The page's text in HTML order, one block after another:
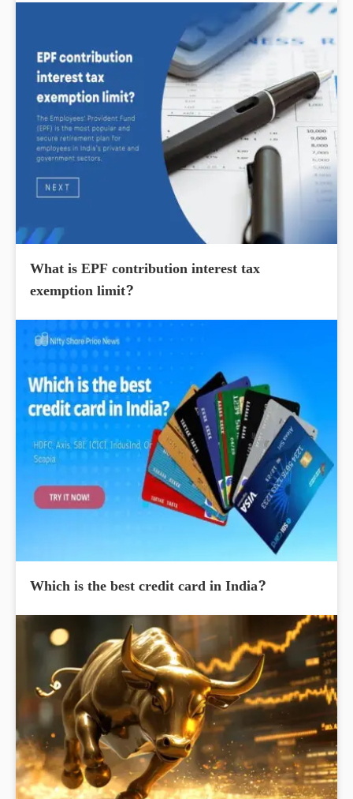
What is EPF contribution interest tax
exemption limit?
Which is the best credit card in India?